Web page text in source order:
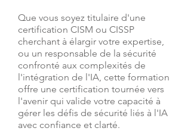
Que vous soyez titulaire d'une
certification CISM ou CISSP
cherchant à élargir votre expertise,
ou un responsable de la sécurité
confronté aux complexités de
l'intégration de l'IA, cette formation
offre une certification tournée vers
l'avenir qui valide votre capacité à
gérer les défis de sécurité liés à l'IA
avec confiance et clarté.